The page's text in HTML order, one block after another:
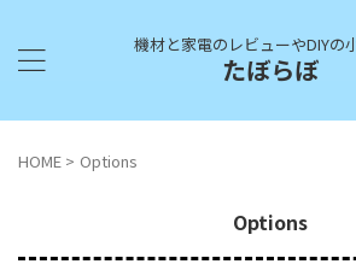
機材と家電のレビューやDIYの
たぼらぼ
HOME > Options
Options